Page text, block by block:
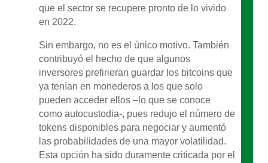
que el sector se recupere pronto de lo vivido
en 2022.
Sin embargo, no es el único motivo. También
contribuyó el hecho de que algunos
inversores prefirieran guardar los bitcoins que
ya tenían en monederos a los que solo
pueden acceder ellos –lo que se conoce
como autocustodia-, pues redujo el número de
tokens disponibles para negociar y aumentó
las probabilidades de una mayor volatilidad.
Esta opción ha sido duramente criticada por el